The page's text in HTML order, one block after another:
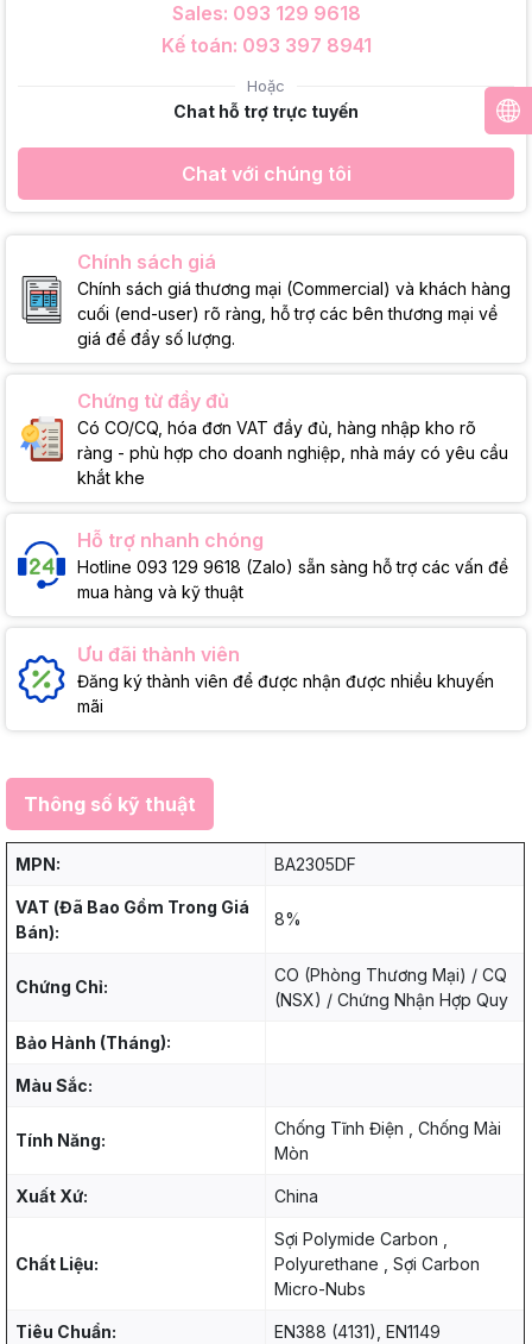
Sales: 093 129 9618
Kế toán: 093 397 8941
Hoặc
Chat hỗ trợ trực tuyến
Chat với chúng tôi
Chính sách giá
Chính sách giá thương mại (Commercial) và khách hàng
cuối (end-user) rõ ràng, hỗ trợ các bên thương mại về
giá để đẩy số lượng.
Chứng từ đầy đủ
Có CO/CQ, hóa đơn VAT đầy đủ, hàng nhập kho rõ
ràng - phù hợp cho doanh nghiệp, nhà máy có yêu cầu
khắt khe
Hỗ trợ nhanh chóng
Hotline 093 129 9618 (Zalo) sẵn sàng hỗ trợ các vấn đề
mua hàng và kỹ thuật
Ưu đãi thành viên
Đăng ký thành viên để được nhận được nhiều khuyến
mãi
Thông số kỹ thuật
MPN: BA2305DF
VAT (Đã Bao Gồm Trong Giá
Bán):
8%
Chứng Chỉ:
CO (Phòng Thương Mại) / CQ
(NSX) / Chứng Nhận Hợp Quy
Bảo Hành (Tháng):
Màu Sắc:
Tính Năng:
Chống Tĩnh Điện , Chống Mài
Mòn
Xuất Xứ: China
Chất Liệu:
Sợi Polymide Carbon ,
Polyurethane , Sợi Carbon
Micro-Nubs
Tiêu Chuẩn: EN388 (4131), EN1149